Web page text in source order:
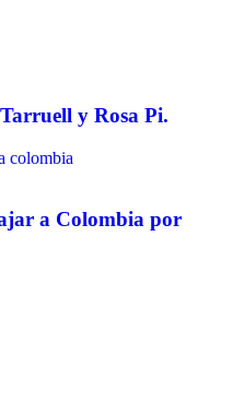
y Rosa Pi.
a Colombia por